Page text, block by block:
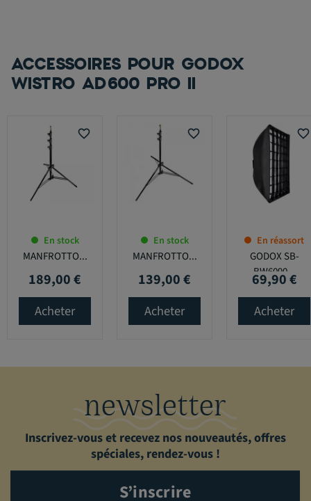
ACCESSOIRES POUR GODOX
WISTRO AD600 PRO II
favorite_border
En stock
MANFROTTO...
Prix
189,00 €
Acheter
favorite_border
En stock
MANFROTTO...
Prix
139,00 €
Acheter
favorite_border
En réassort
GODOX SB-
BW6090...
Prix
69,90 €
Acheter
newsletter
Inscrivez-vous et recevez nos nouveautés, offres
spéciales, rendez-vous !
S’inscrire